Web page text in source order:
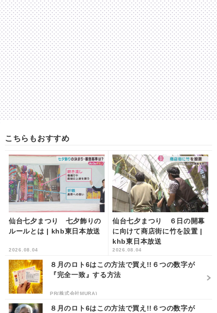
こちらもおすすめ
仙台七夕まつり 七夕飾りの
ルールとは | khb東日本放送
2026.08.04
仙台七夕まつり ６日の開幕
に向けて商店街に竹を設置 |
khb東日本放送
2026.08.04
８月のロト6はこの方法で買え!!６つの数字が
『完全一致』する方法
PR(株式会社MURA)
８月のロト6はこの方法で買え!!６つの数字が